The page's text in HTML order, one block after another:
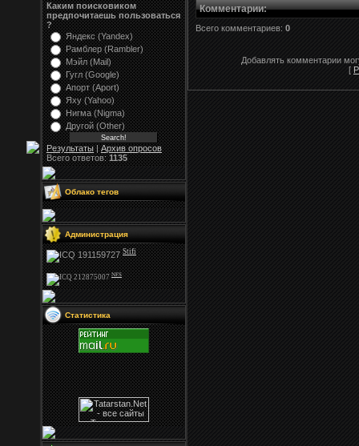
Каким поисковиком
предпочитаешь пользоваться
?
Яндекс (Yandex)
Рамблер (Rambler)
Мэйл (Mail)
Гугл (Google)
Апорт (Aport)
Яху (Yahoo)
Нигма (Nigma)
Другой (Other)
Результаты|Архив опросов
Всего ответов:1135
Облако тегов
Администрация
Stifi
NFS
Статистика
Комментарии:
Всего комментариев: 0
Добавлять комментарии
[